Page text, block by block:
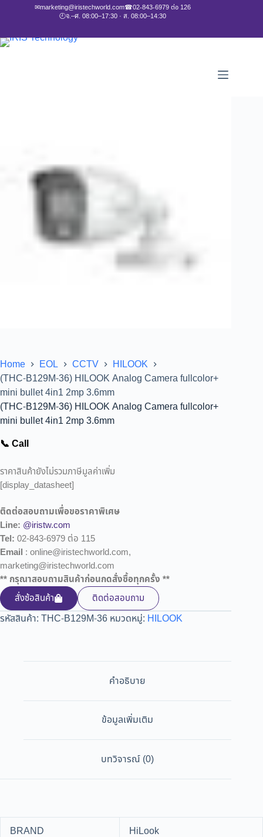
✉marketing@iristechworld.com☎02-843-6979 ต่อ 126
🕘จ.–ศ. 08:00–17:30 · ส. 08:00–14:30
Home EOL CCTV
HILOOK
(THC-B129M-36) HILOOK Analog Camera fullcolor+
mini bullet 4in1 2mp 3.6mm
(THC-B129M-36) HILOOK Analog Camera fullcolor+
mini bullet 4in1 2mp 3.6mm
📞 Call
ราคาสินค้ายังไม่รวมภาษีมูลค่าเพิ่ม
[display_datasheet]
ติดต่อสอบถามเพื่อขอราคาพิเศษ
Line: @iristw.com
Tel: 02-843-6979 ต่อ 115
Email : online@iristechworld.com,
marketing@iristechworld.com
** กรุณาสอบถามสินค้าก่อนกดสั่งซื้อทุกครั้ง **
สั่งซ้อสินค้า
ติดต่อสอบถาม
รหัสสินค้า: THC-B129M-36 หมวดหมู่: HILOOK
คำอธิบาย
ข้อมูลเพิ่มเติม
บทวิจารณ์ (0)
BRAND
HiLook